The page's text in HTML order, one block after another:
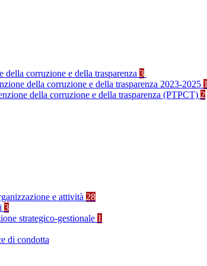
della corruzione e della trasparenza 3
della corruzione e della trasparenza 2023-2025 1
della corruzione e della trasparenza (PTPCT) 2
e attività 28
3
strategico-gestionale 1
di condotta